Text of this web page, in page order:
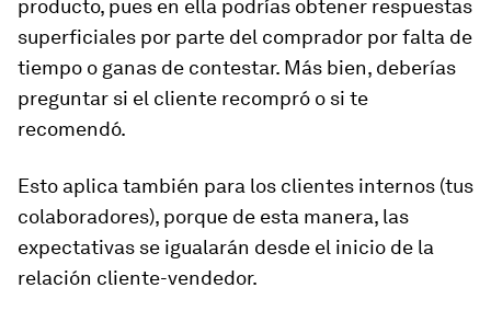
producto, pues en ella podrías obtener respuestas
superficiales por parte del comprador por falta de
tiempo o ganas de contestar. Más bien, deberías
preguntar si el cliente recompró o si te
recomendó.
Esto aplica también para los clientes internos (tus
colaboradores), porque de esta manera, las
expectativas se igualarán desde el inicio de la
relación cliente-vendedor.